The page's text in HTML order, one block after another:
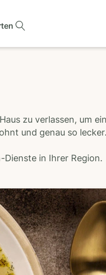
zu verlassen, um
und genau so lecker.
Dienste in Ihrer Region.